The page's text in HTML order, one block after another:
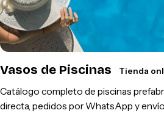
Vasos de Piscinas Tienda
Catálogo completo de piscinas
directa, pedidos por WhatsApp y